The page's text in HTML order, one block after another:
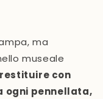
ma
museale
con
ogni pennellata,